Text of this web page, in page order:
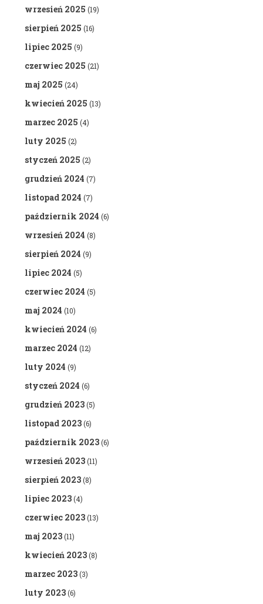
wrzesień 2025 (19)
sierpień 2025 (16)
lipiec 2025 (9)
czerwiec 2025 (21)
maj 2025 (24)
kwiecień 2025 (13)
marzec 2025 (4)
luty 2025 (2)
styczeń 2025 (2)
grudzień 2024 (7)
listopad 2024 (7)
październik 2024 (6)
wrzesień 2024 (8)
sierpień 2024 (9)
lipiec 2024 (5)
czerwiec 2024 (5)
maj 2024 (10)
kwiecień 2024 (6)
marzec 2024 (12)
luty 2024 (9)
styczeń 2024 (6)
grudzień 2023(5)
listopad 2023(6)
październik 2023(6)
wrzesień 2023(11)
sierpień 2023(8)
lipiec 2023(4)
czerwiec 2023(13)
maj 2023(11)
kwiecień 2023(8)
marzec 2023(3)
luty 2023(6)